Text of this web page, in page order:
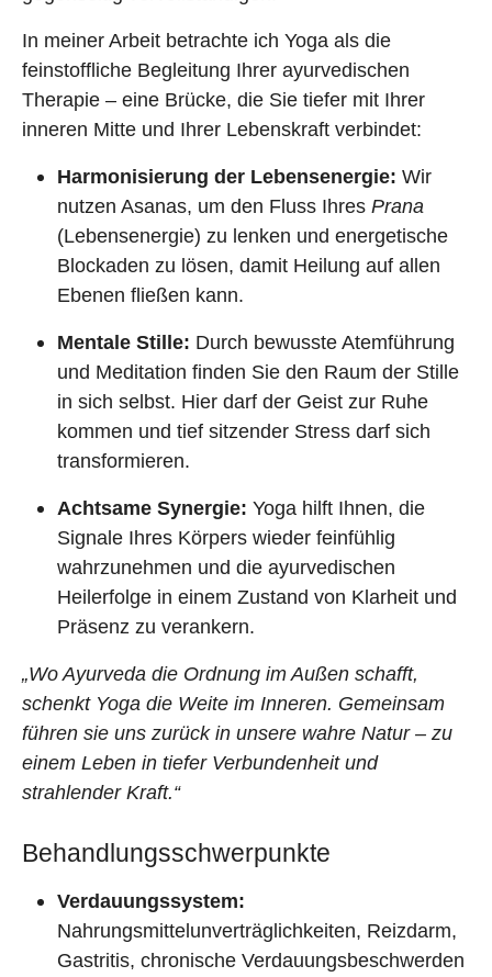
In meiner Arbeit betrachte ich Yoga als die
feinstoffliche Begleitung Ihrer ayurvedischen
Therapie – eine Brücke, die Sie tiefer mit Ihrer
inneren Mitte und Ihrer Lebenskraft verbindet:
Harmonisierung der Lebensenergie: Wir
nutzen Asanas, um den Fluss Ihres Prana
(Lebensenergie) zu lenken und energetische
Blockaden zu lösen, damit Heilung auf allen
Ebenen fließen kann.
Mentale Stille: Durch bewusste Atemführung
und Meditation finden Sie den Raum der Stille
in sich selbst. Hier darf der Geist zur Ruhe
kommen und tief sitzender Stress darf sich
transformieren.
Achtsame Synergie: Yoga hilft Ihnen, die
Signale Ihres Körpers wieder feinfühlig
wahrzunehmen und die ayurvedischen
Heilerfolge in einem Zustand von Klarheit und
Präsenz zu verankern.
„Wo Ayurveda die Ordnung im Außen schafft,
schenkt Yoga die Weite im Inneren. Gemeinsam
führen sie uns zurück in unsere wahre Natur – zu
einem Leben in tiefer Verbundenheit und
strahlender Kraft.“
Behandlungsschwerpunkte
Verdauungssystem:
Nahrungsmittelunverträglichkeiten, Reizdarm,
Gastritis, chronische Verdauungsbeschwerden